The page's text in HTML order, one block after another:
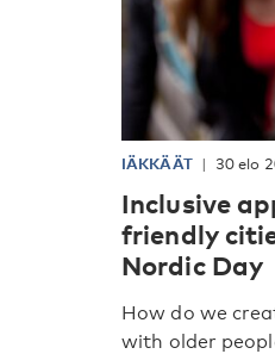
IÄKKÄÄT 30 elo
Inclusive
friendly
Nordic Day
How do we
with older